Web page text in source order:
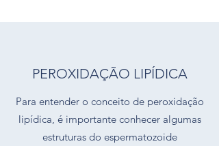
PEROXIDAÇÃO LIPÍDICA
Para entender o conceito de peroxidação
lipídica, é importante conhecer algumas
estruturas do espermatozoide